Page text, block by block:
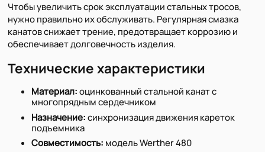
Чтобы увеличить срок эксплуатации стальных тросов,
нужно правильно их обслуживать. Регулярная смазка
канатов снижает трение, предотвращает коррозию и
обеспечивает долговечность изделия.
Технические характеристики
Материал:оцинкованный стальной канат с
многопрядным сердечником
Назначение:синхронизация движения кареток
подъемника
Совместимость: модель Werther 480